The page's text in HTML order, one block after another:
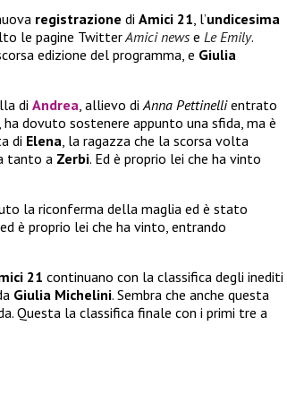
registrazione di Amici 21, l’undicesima
le pagine TwitterAmici news e Le Emily.
edizione del programma, e Giulia
di Andrea, allievo diAnna Pettinellientrato
dovuto sostenere appunto una sfida, ma è
di Elena, la ragazza che la scorsa volta
tanto a Zerbi. Ed è proprio lei che ha vinto
la riconferma della maglia ed è stato
ed è proprio lei che ha vinto, entrando
21 continuano con la classifica degli inediti
Giulia Michelini. Sembra che anche questa
Questa la classifica finale con i primi tre a